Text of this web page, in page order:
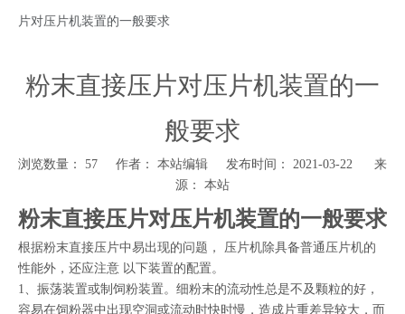
片对压片机装置的一般要求
粉末直接压片对压片机装置的一
般要求
浏览数量： 57 作者： 本站编辑 发布时间： 2021-03-22 来
源： 本站
["wechat","weibo","qzone","douban","email"]
粉末直接压片对压片机装置的一般要求
根据粉末直接压片中易出现的问题， 压片机除具备普通压片机的
性能外，还应注意 以下装置的配置。
1、振荡装置或制饲粉装置。细粉末的流动性总是不及颗粒的好，
容易在饲粉器中出现空洞或流动时快时慢，造成片重差异较大，而